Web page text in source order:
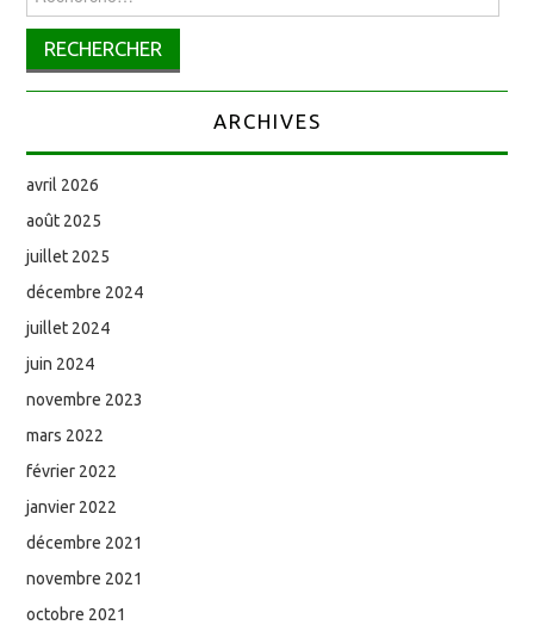
ARCHIVES
avril 2026
août 2025
juillet 2025
décembre 2024
juillet 2024
juin 2024
novembre 2023
mars 2022
février 2022
janvier 2022
décembre 2021
novembre 2021
octobre 2021